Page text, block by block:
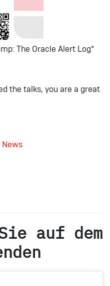
The Oracle Alert Log“
the talks, you are a great
News
auf dem